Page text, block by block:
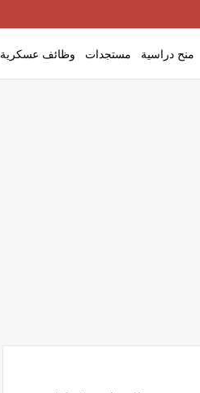
منح دراسية مستجدات وظائف عسكرية